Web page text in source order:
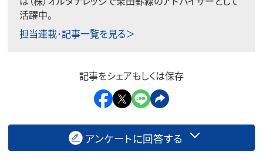
活躍中。
担当連載･記事一覧を見る＞
記事をシェアもしくは保存
アンケートに回答する